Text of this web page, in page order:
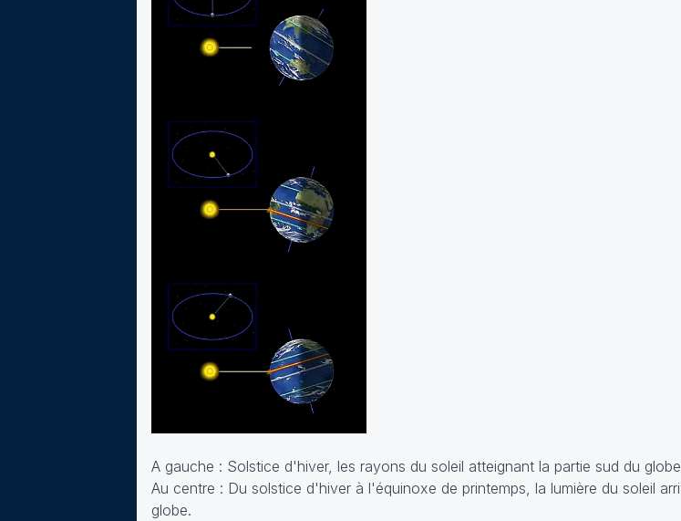
A gauche : Solstice d'hiver, les rayons du soleil atteignant la partie sud du
Au centre : Du solstice d'hiver à l'équinoxe de printemps, la lumière du soleil
globe.